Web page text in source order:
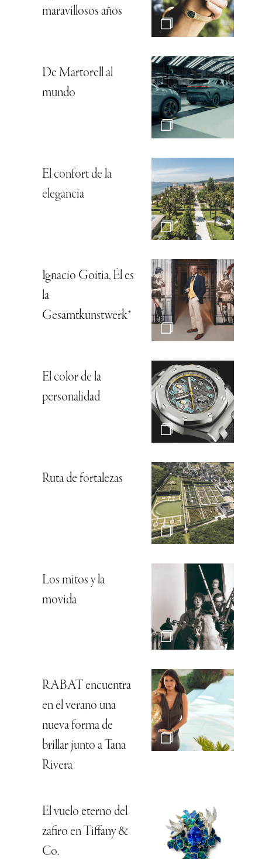
maravillosos años
De Martorell al
mundo
El confort de la
elegancia
Ignacio Goitia, Él es
la
Gesamtkunstwerk*
El color de la
personalidad
Ruta de fortalezas
Los mitos y la
movida
RABAT encuentra
en el verano una
nueva forma de
brillar junto a Tana
Rivera
El vuelo eterno del
zafiro en Tiffany &
Co.